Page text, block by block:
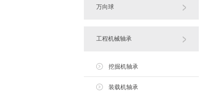
万向球
工程机械轴承
挖掘机轴承
装载机轴承